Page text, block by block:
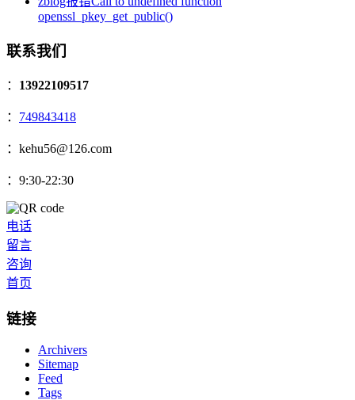
openssl_pkey_get_public()
联系我们
： 13922109517
： 749843418
：kehu56@126.com
：9:30-22:30
电话
留言
咨询
首页
链接
Archivers
Sitemap
Feed
Tags